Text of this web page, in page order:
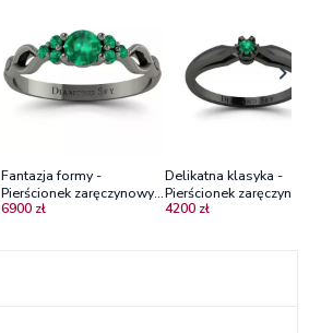
Fantazja formy -
Pierścionek zaręczynowy z
czarnego złota,
6900 zł
Delikatna klasyka -
Pierścionek
Diamond Sky, czarne
4200 zł